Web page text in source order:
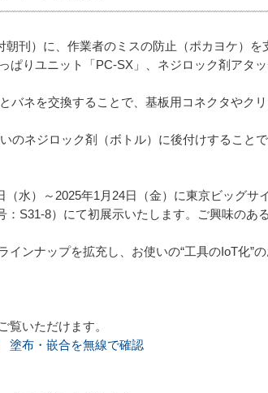
朝刊）に、作業者のミスの防止（ポカヨケ）
ぱりユニット「PC-SX」、ネジロック剤アタ
バネを交換することで、基板用コネクタやク
のネジロック剤（ボトル）に後付けすること
（水）～2025年1月24日（金）に東京ビッグ
S31-8）にて初展示いたします。ご興味のあ
インナップを拡充し、お使いの“工具のIoT化”
いただけます。
塗布・嵌合を無線で確認